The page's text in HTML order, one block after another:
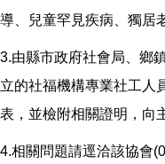
導、兒童罕見疾病、獨居
3.由縣市政府社會局、鄉
立的社福機構專業社工人
表，並檢附相關證明，向
4.相關問題請逕洽該協會